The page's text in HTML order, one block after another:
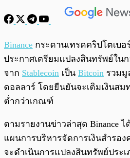
Binance กระดานเทรดคริปโตเบ
ประกาศเตรียมแปลงสินทรัพย์ใน
จาก Stablecoin เป็น Bitcoin รวมมู
ดอลลาร์ โดยยืนยันจะเติมเงินส
ต่ำกว่าเกณฑ์
ตามรายงานข่าวล่าสุด Binance ไ
แผนการบริหารจัดการเงินสำรอ
จะดำเนินการแปลงสินทรัพย์ประเ